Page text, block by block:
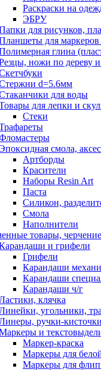
Раскраски на
ЭБРУ
для рисунков,
для маркеров
глина
ножи по дереву
d=5.6мм
для воды
для лепки и
Стеки
смола,
Артборды
Красители
Наборы Resin Art
Паста
Силикон,
Смола
Наполнители
товары, черчение
и грифели
Грифели
Карандаши
Карандаши
Карандаши ч/г
клячка
угольники,
ручки-кисточки
и
Маркер-краска
Маркеры для
Маркеры для